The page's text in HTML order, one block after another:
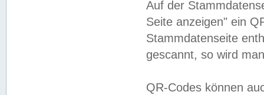
Auf der
Seite anzeigen" ein
Stammdatenseite
gescannt, so wird
QR-Codes können